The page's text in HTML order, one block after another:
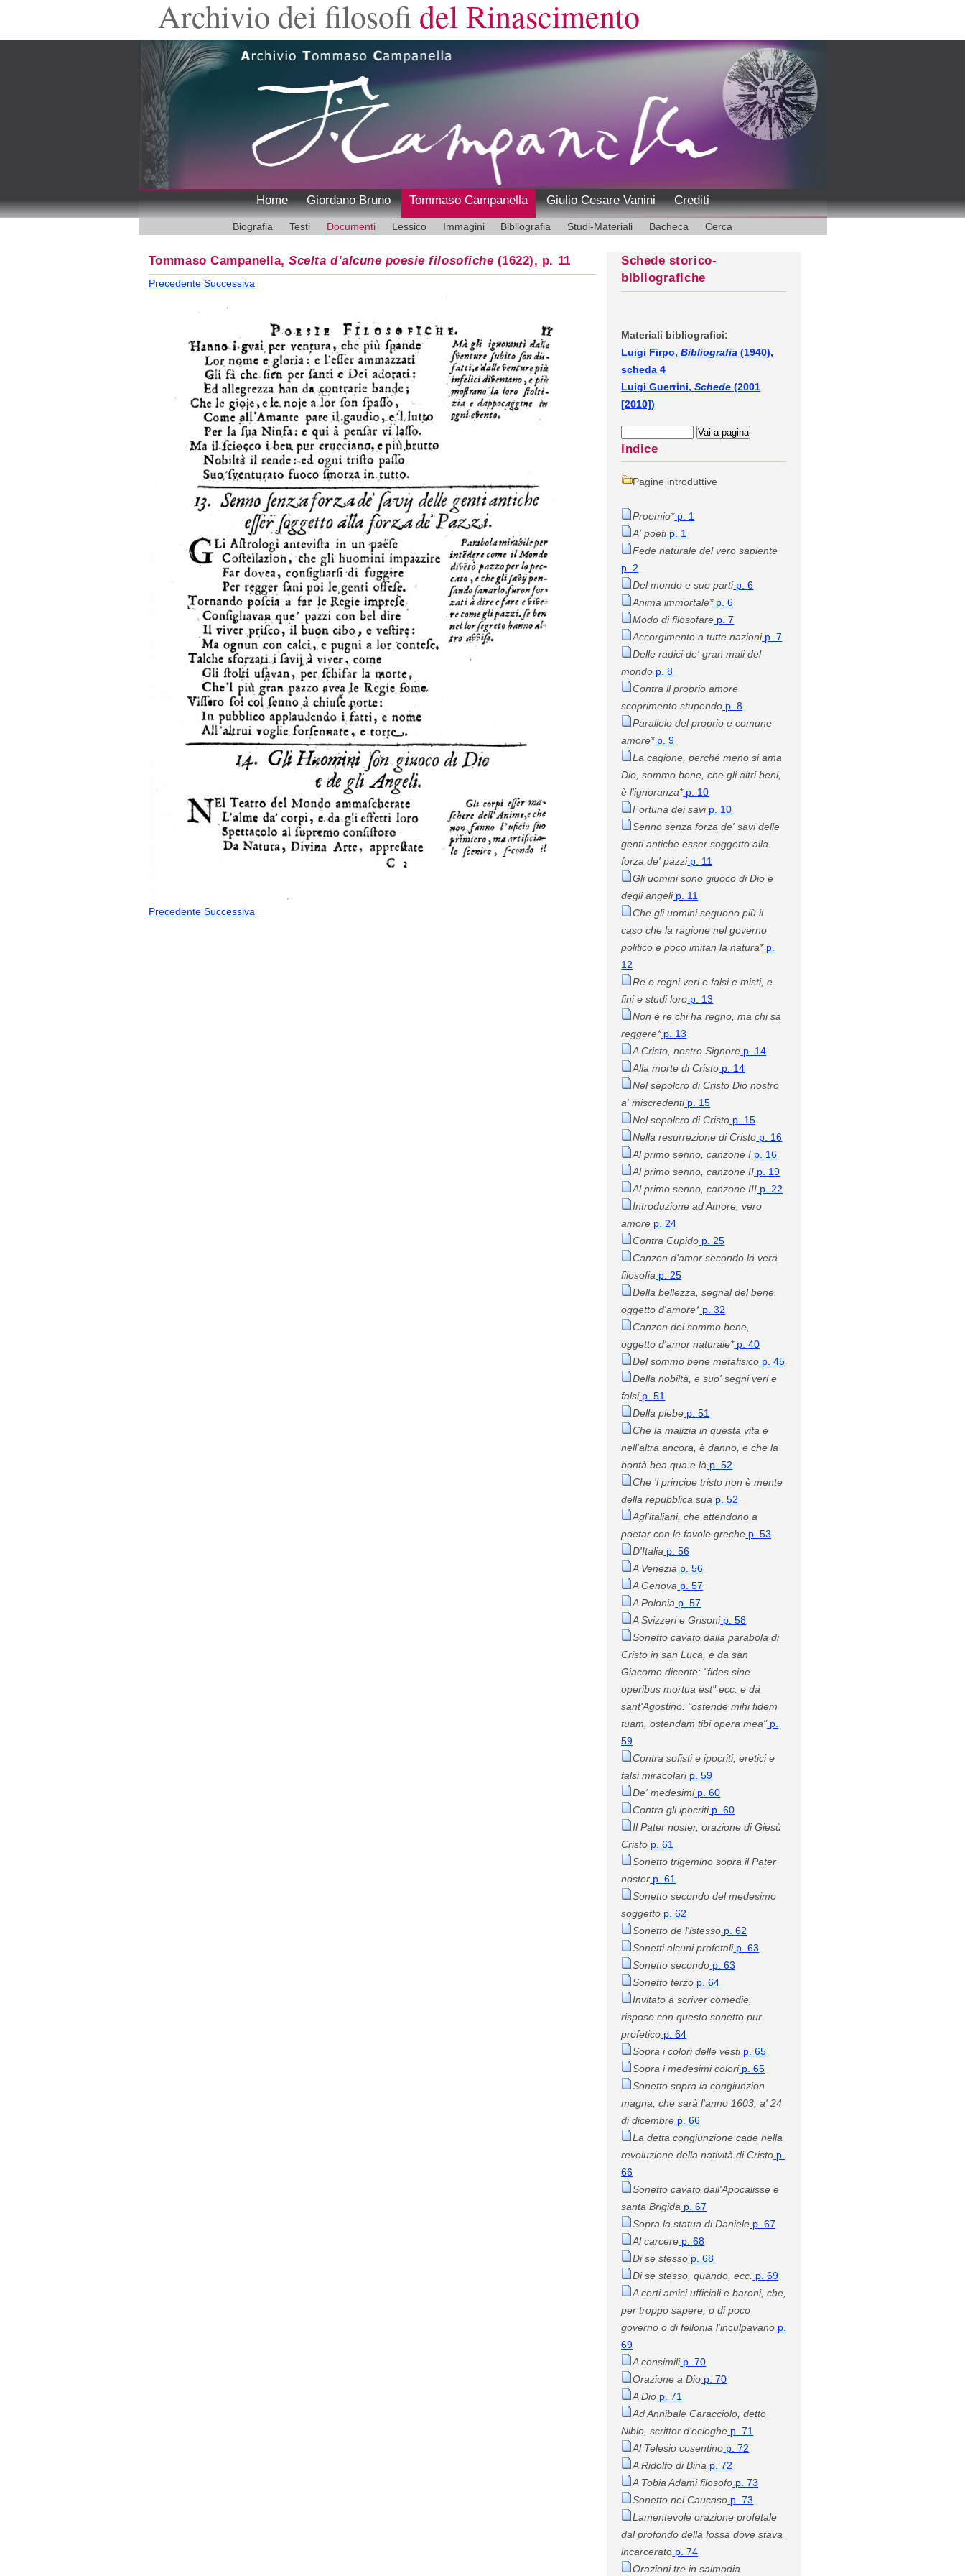
Archivio dei filosofi del Rinascimento
Home Giordano Bruno Tommaso Campanella Giulio Cesare Vanini Crediti
Biografia Testi Documenti Lessico Immagini Bibliografia Studi-Materiali Bacheca Cerca
Tommaso Campanella,Scelta d’alcune poesie filosofiche (1622), p. 11
Precedente Successiva
Precedente Successiva
Schede storico-
bibliografiche
Materiali bibliografici:
Luigi Firpo,Bibliografia (1940),
scheda 4
Luigi Guerrini,Schede (2001
[2010])
Indice
Pagine introduttive
Proemio*p. 1
A' poetip. 1
Fede naturale del vero sapiente
p. 2
Del mondo e sue partip. 6
Anima immortale*p. 6
Modo di filosofare p. 7
Accorgimento a tutte nazionip. 7
Delle radici de' gran mali del
mondo p. 8
Contra il proprio amore
scoprimento stupendo p. 8
Parallelo del proprio e comune
amore*p. 9
La cagione, perché meno si ama
Dio, sommo bene, che gli altri beni,
è l'ignoranza*p. 10
Fortuna dei savip. 10
Senno senza forza de' savi delle
genti antiche esser soggetto alla
forza de' pazzip. 11
Gli uomini sono giuoco di Dio e
degli angelip. 11
Che gli uomini seguono più il
caso che la ragione nel governo
politico e poco imitan la natura*p.
12
Re e regni veri e falsi e misti, e
fini e studi loro p. 13
Non è re chi ha regno, ma chi sa
reggere*p. 13
A Cristo, nostro Signore p. 14
Alla morte di Cristo p. 14
Nel sepolcro di Cristo Dio nostro
a' miscredentip. 15
Nel sepolcro di Cristo p. 15
Nella resurrezione di Cristo p. 16
Al primo senno, canzone I p. 16
Al primo senno, canzone II p. 19
Al primo senno, canzone III p. 22
Introduzione ad Amore, vero
amore p. 24
Contra Cupido p. 25
Canzon d'amor secondo la vera
filosofia p. 25
Della bellezza, segnal del bene,
oggetto d'amore*p. 32
Canzon del sommo bene,
oggetto d'amor naturale*p. 40
Del sommo bene metafisico p. 45
Della nobiltà, e suo' segni veri e
falsip. 51
Della plebe p. 51
Che la malizia in questa vita e
nell'altra ancora, è danno, e che la
bontà bea qua e là p. 52
Che 'l principe tristo non è mente
della repubblica sua p. 52
Agl'italiani, che attendono a
poetar con le favole greche p. 53
D'Italia p. 56
A Venezia p. 56
A Genova p. 57
A Polonia p. 57
A Svizzeri e Grisonip. 58
Sonetto cavato dalla parabola di
Cristo in san Luca, e da san
Giacomo dicente: "fides sine
operibus mortua est" ecc. e da
sant'Agostino: "ostende mihi fidem
tuam, ostendam tibi opera mea"p.
59
Contra sofisti e ipocriti, eretici e
falsi miracolarip. 59
De' medesimip. 60
Contra gli ipocritip. 60
Il Pater noster, orazione di Giesù
Cristo p. 61
Sonetto trigemino sopra il Pater
noster p. 61
Sonetto secondo del medesimo
soggetto p. 62
Sonetto de l'istesso p. 62
Sonetti alcuni profetalip. 63
Sonetto secondo p. 63
Sonetto terzo p. 64
Invitato a scriver comedie,
rispose con questo sonetto pur
profetico p. 64
Sopra i colori delle vestip. 65
Sopra i medesimi colorip. 65
Sonetto sopra la congiunzion
magna, che sarà l'anno 1603, a' 24
di dicembre p. 66
La detta congiunzione cade nella
revoluzione della natività di Cristo p.
66
Sonetto cavato dall'Apocalisse e
santa Brigida p. 67
Sopra la statua di Daniele p. 67
Al carcere p. 68
Di se stesso p. 68
Di se stesso, quando, ecc. p. 69
A certi amici ufficiali e baroni, che,
per troppo sapere, o di poco
governo o di fellonia l'inculpavano p.
69
A consimilip. 70
Orazione a Dio p. 70
A Dio p. 71
Ad Annibale Caracciolo, detto
Niblo, scrittor d'ecloghe p. 71
Al Telesio cosentino p. 72
A Ridolfo di Bina p. 72
A Tobia Adami filosofo p. 73
Sonetto nel Caucaso p. 73
Lamentevole orazione profetale
dal profondo della fossa dove stava
incarcerato p. 74
Orazioni tre in salmodia